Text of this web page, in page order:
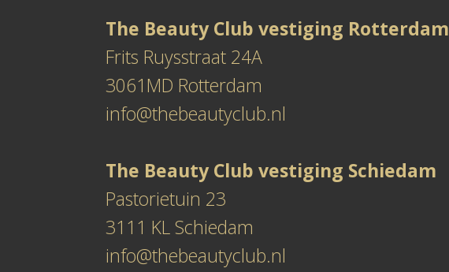
The Beauty Club vestiging Rotterdam
Frits Ruysstraat 24A
3061MD Rotterdam
info@thebeautyclub.nl
The Beauty Club vestiging Schiedam
Pastorietuin 23
3111 KL Schiedam
info@thebeautyclub.nl